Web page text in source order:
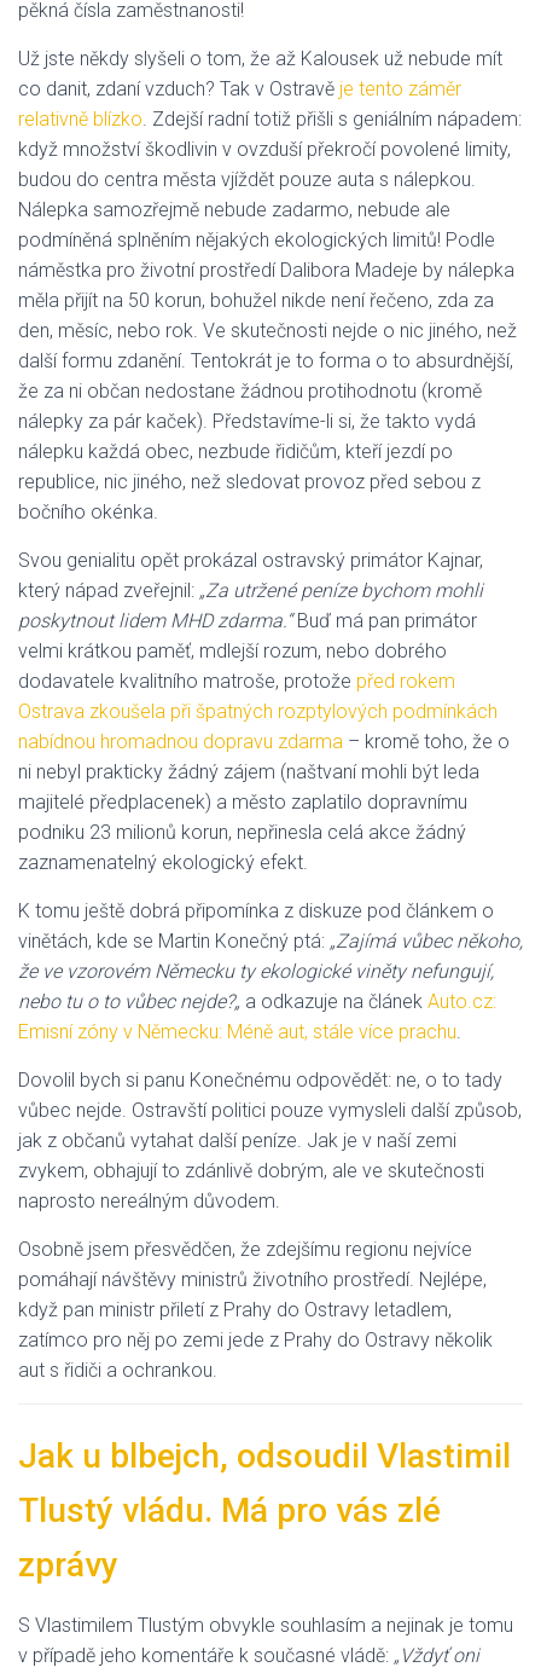
pěkná čísla zaměstnanosti!
Už jste někdy slyšeli o tom, že až Kalousek už nebude mít
co danit, zdaní vzduch? Tak v Ostravě je tento záměr
relativně blízko. Zdejší radní totiž přišli s geniálním nápadem:
když množství škodlivin v ovzduší překročí povolené limity,
budou do centra města vjíždět pouze auta s nálepkou.
Nálepka samozřejmě nebude zadarmo, nebude ale
podmíněná splněním nějakých ekologických limitů! Podle
náměstka pro životní prostředí Dalibora Madeje by nálepka
měla přijít na 50 korun, bohužel nikde není řečeno, zda za
den, měsíc, nebo rok. Ve skutečnosti nejde o nic jiného, než
další formu zdanění. Tentokrát je to forma o to absurdnější,
že za ni občan nedostane žádnou protihodnotu (kromě
nálepky za pár kaček). Představíme-li si, že takto vydá
nálepku každá obec, nezbude řidičům, kteří jezdí po
republice, nic jiného, než sledovat provoz před sebou z
bočního okénka.
Svou genialitu opět prokázal ostravský primátor Kajnar,
který nápad zveřejnil: „Za utržené peníze bychom mohli
poskytnout lidem MHD zdarma.“Buď má pan primátor
velmi krátkou paměť, mdlejší rozum, nebo dobrého
dodavatele kvalitního matroše, protože před rokem
Ostrava zkoušela při špatných rozptylových podmínkách
nabídnou hromadnou dopravu zdarma – kromě toho, že o
ni nebyl prakticky žádný zájem (naštvaní mohli být leda
majitelé předplacenek) a město zaplatilo dopravnímu
podniku 23 milionů korun, nepřinesla celá akce žádný
zaznamenatelný ekologický efekt.
K tomu ještě dobrá připomínka z diskuze pod článkem o
vinětách, kde se Martin Konečný ptá: „Zajímá vůbec někoho,
že ve vzorovém Německu ty ekologické viněty nefungují,
nebo tu o to vůbec nejde?„ a odkazuje na článek Auto.cz:
Emisní zóny v Německu: Méně aut, stále více prachu.
Dovolil bych si panu Konečnému odpovědět: ne, o to tady
vůbec nejde. Ostravští politici pouze vymysleli další způsob,
jak z občanů vytahat další peníze. Jak je v naší zemi
zvykem, obhajují to zdánlivě dobrým, ale ve skutečnosti
naprosto nereálným důvodem.
Osobně jsem přesvědčen, že zdejšímu regionu nejvíce
pomáhají návštěvy ministrů životního prostředí. Nejlépe,
když pan ministr přiletí z Prahy do Ostravy letadlem,
zatímco pro něj po zemi jede z Prahy do Ostravy několik
aut s řidiči a ochrankou.
Jak u blbejch, odsoudil Vlastimil
Tlustý vládu. Má pro vás zlé
zprávy
S Vlastimilem Tlustým obvykle souhlasím a nejinak je tomu
v případě jeho komentáře k současné vládě: „Vždyť oni